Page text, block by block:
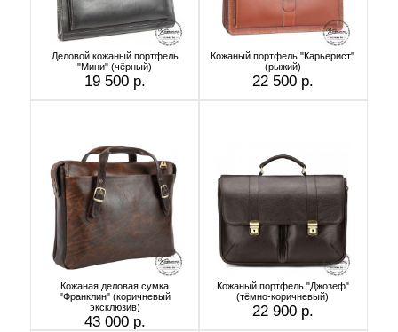
Деловой кожаный портфель
"Мини" (чёрный)
19 500 р.
Кожаный портфель "Карьерист"
(рыжий)
22 500 р.
Кожаная деловая сумка
"Франклин" (коричневый
эксклюзив)
43 000 р.
Кожаный портфель "Джозеф"
(тёмно-коричневый)
22 900 р.